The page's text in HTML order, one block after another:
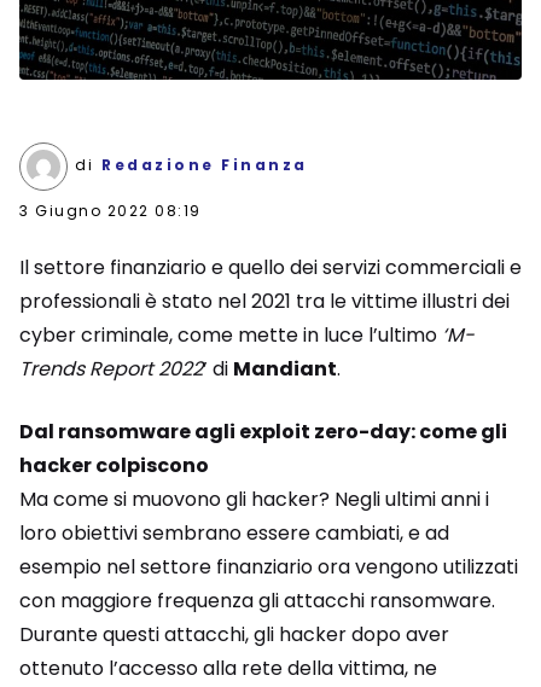
di Redazione Finanza
3 Giugno 2022 08:19
Il settore finanziario e quello dei servizi commerciali e
professionali è stato nel 2021 tra le vittime illustri dei
cyber criminale, come mette in luce l’ultimo ‘M-
Trends Report 2022’ di Mandiant.
Dal ransomware agli exploit zero-day: come gli
hacker colpiscono
Ma come si muovono gli hacker? Negli ultimi anni i
loro obiettivi sembrano essere cambiati, e ad
esempio nel settore finanziario ora vengono utilizzati
con maggiore frequenza gli attacchi ransomware.
Durante questi attacchi, gli hacker dopo aver
ottenuto l’accesso alla rete della vittima, ne